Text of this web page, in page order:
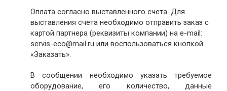
Оплата согласно выставленного счета. Для
выставления счета необходимо отправить заказ с
картой партнера (реквизиты компании) на e-mail:
servis-eco@mail.ru или воспользоваться кнопкой
«Заказать».
В сообщении необходимо указать требуемое
оборудование, его количество, данные